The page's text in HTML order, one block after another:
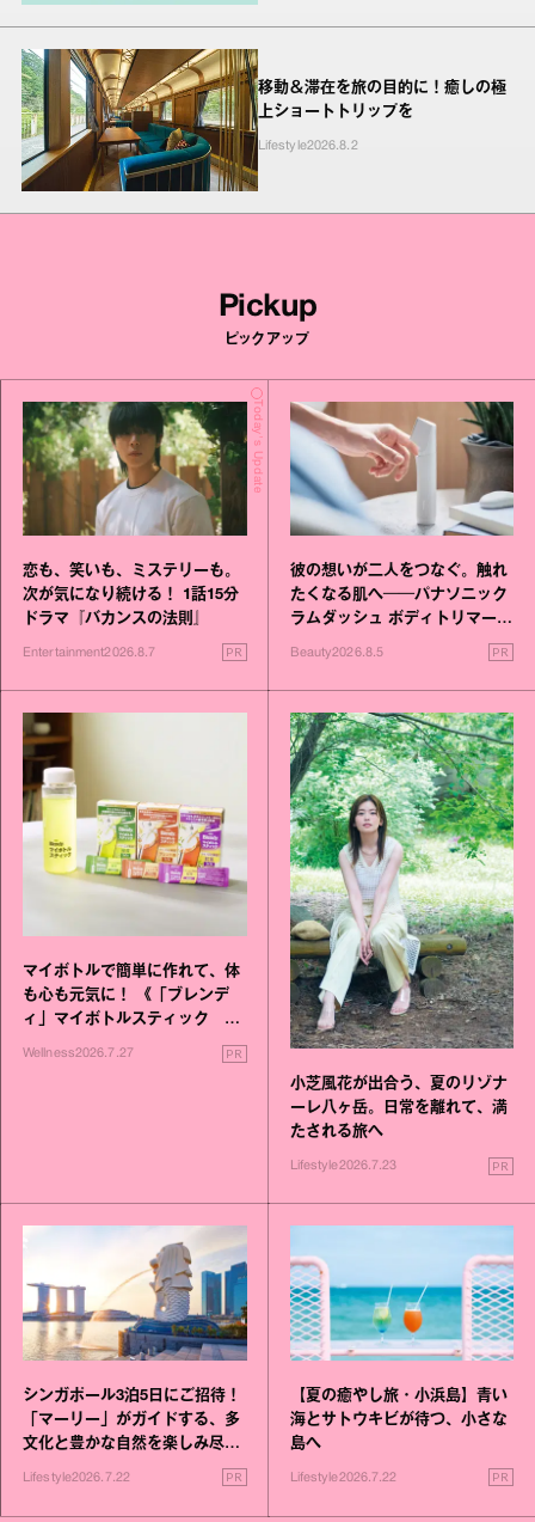
移動＆滞在を旅の目的に！癒しの極
上ショートトリップを
Lifestyle2026.8.2
Pickup
ピックアップ
Today's Update
恋も、笑いも、ミステリーも。
次が気になり続ける！ 1話15分
ドラマ『バカンスの法則』
Entertainment2026.8.7 PR
彼の想いが二人をつなぐ。触れ
たくなる肌へ──パナソニック
ラムダッシュ ボディトリマーが
Beauty2026.8.5 PR
マイボトルで簡単に作れて、体
も心も元気に！ 《「ブレンデ
ィ」マイボトルスティック い
いこと毎日》シリーズが誕生
Wellness2026.7.27 PR
小芝風花が出合う、夏のリゾナ
ーレ八ヶ岳。日常を離れて、満
たされる旅へ
Lifestyle2026.7.23 PR
シンガポール3泊5日にご招待！
「マーリー」がガイドする、多
文化と豊かな自然を楽しみ尽く
Lifestyle2026.7.22 PR
【夏の癒やし旅・小浜島】青い
海とサトウキビが待つ、小さな
島へ
Lifestyle2026.7.22 PR